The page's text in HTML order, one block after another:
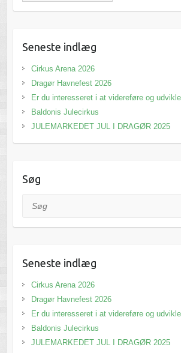
Seneste indlæg
Cirkus Arena 2026
Dragør Havnefest 2026
Er du interesseret i at videreføre og
Baldonis Julecirkus
JULEMARKEDET JUL I DRAGØR 2025
Søg
Søg
Seneste indlæg
Cirkus Arena 2026
Dragør Havnefest 2026
Er du interesseret i at videreføre og
Baldonis Julecirkus
JULEMARKEDET JUL I DRAGØR 2025